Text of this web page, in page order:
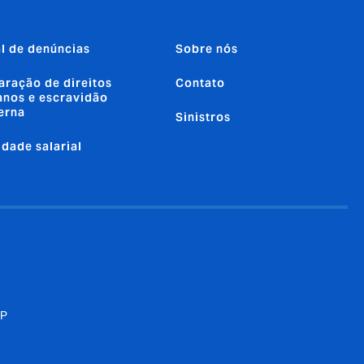
de denúncias
de direitos
e escravidão
salarial
Sobre nós
Contato
Sinistros